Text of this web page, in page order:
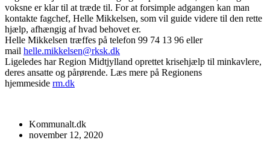
voksne er klar til at træde til. For at forsimple adgangen kan man
kontakte fagchef, Helle Mikkelsen, som vil guide videre til den rette
hjælp, afhængig af hvad behovet er.
Helle Mikkelsen træffes på telefon 99 74 13 96 eller
mail helle.mikkelsen@rksk.dk
Ligeledes har Region Midtjylland oprettet krisehjælp til minkavlere,
deres ansatte og pårørende. Læs mere på Regionens
hjemmeside rm.dk
Kommunalt.dk
november 12, 2020